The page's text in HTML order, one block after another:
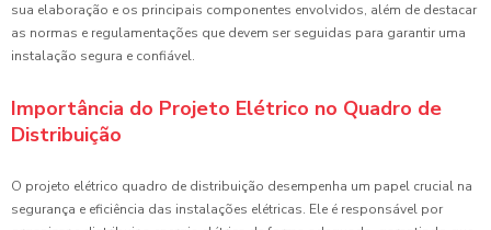
sua elaboração e os principais componentes envolvidos, além de destacar
as normas e regulamentações que devem ser seguidas para garantir uma
instalação segura e confiável.
Importância do Projeto Elétrico no Quadro de
Distribuição
O projeto elétrico quadro de distribuição desempenha um papel crucial na
segurança e eficiência das instalações elétricas. Ele é responsável por